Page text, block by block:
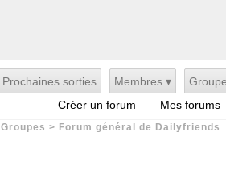
Prochaines sorties Membres ▾
Créer un forum
Mes forums
Groupes > Forum général de Dailyfriends